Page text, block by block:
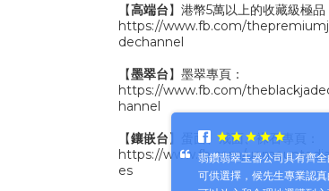
【高端台】港幣5萬以上的收藏級極品
https://www.fb.com/
dechannel
【墨翠台】墨翠專頁：
https://www.fb.com/
hannel
【鑲嵌台】蛋面、戒面、裸石專頁：
https://www.fb.com/
es
翡鑽翡翠玉器公司具有齊
可供選擇，候先生專業認